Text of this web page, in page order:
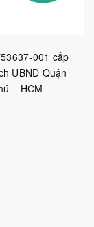
001 cấp
UBND Quận
– HCM